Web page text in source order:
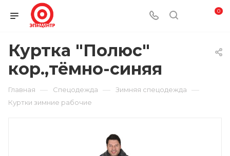
0
Куртка "Полюс"
кор.,тёмно-синяя
Главная — Спецодежда — Зимняя спецодежда —
Куртки зимние рабочие